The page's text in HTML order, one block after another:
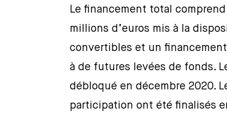
Le financement total
millions d’euros mis à la
convertibles et un
à de futures levées de fonds.
débloqué en décembre 2020.
participation ont été finalisés